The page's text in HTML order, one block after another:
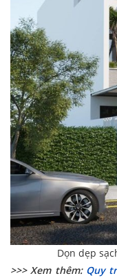
Dọn dẹp
>>> Xem thêm: Quy